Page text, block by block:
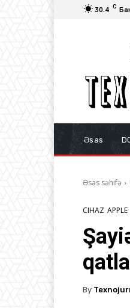
30.4 C
Əsas
Əsas səhifə
CIHAZ APPLE
By